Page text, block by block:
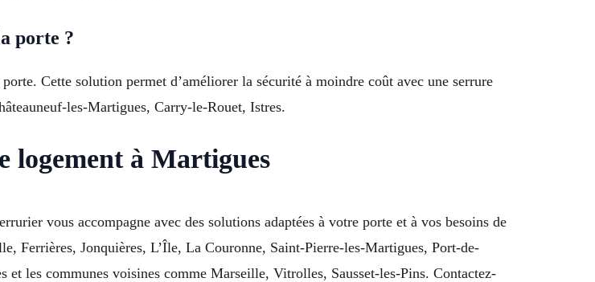
porte ?
Cette solution permet d’améliorer la sécurité à moindre coût avec une serrure
les-Martigues, Carry-le-Rouet, Istres.
logement à Martigues
vous accompagne avec des solutions adaptées à votre porte et à vos besoins de
Ferrières, Jonquières, L’Île, La Couronne, Saint-Pierre-les-Martigues, Port-de-
les communes voisines comme Marseille, Vitrolles, Sausset-les-Pins. Contactez-